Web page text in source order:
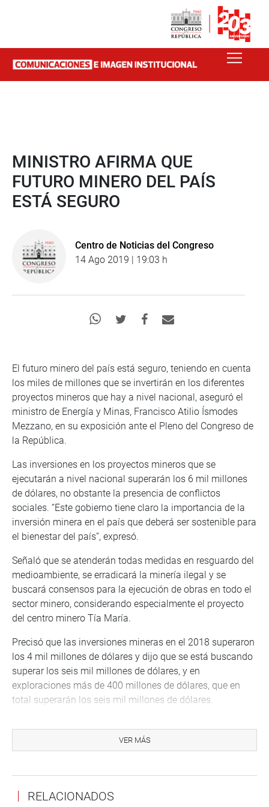
MINISTRO AFIRMA QUE
FUTURO MINERO DEL PAÍS
ESTÁ SEGURO
Centro de Noticias del Congreso
14 Ago 2019 | 19:03 h
El futuro minero del país está seguro, teniendo en cuenta
los miles de millones que se invertirán en los diferentes
proyectos mineros que hay a nivel nacional, aseguró el
ministro de Energía y Minas, Francisco Atilio Ísmodes
Mezzano, en su exposición ante el Pleno del Congreso de
la República.
Las inversiones en los proyectos mineros que se
ejecutarán a nivel nacional superarán los 6 mil millones
de dólares, no obstante la presencia de conflictos
sociales. “Este gobierno tiene claro la importancia de la
inversión minera en el país que deberá ser sostenible para
el bienestar del país”, expresó.
Señaló que se atenderán todas medidas en resguardo del
medioambiente, se erradicará la minería ilegal y se
buscará consensos para la ejecución de obras en todo el
sector minero, considerando especialmente el proyecto
del centro minero Tía María.
Precisó que las inversiones mineras en el 2018 superaron
los 4 mil millones de dólares y dijo que se está buscando
superar los seis mil millones de dólares, y en
exploraciones más de 400 millones de dólares, que en
total superarán los seis mil millones de dólares.
de trabajo para la región Arequipa, que considera
continuar con el diálogo con los dirigentes sociales,
Cofopri se iniciará un proceso de titulación de terrenos en
VER MÁS
RELACIONADOS